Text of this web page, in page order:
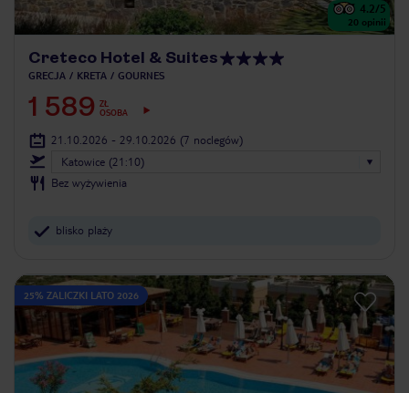
4.2/5
20 opinii
Creteco Hotel & Suites
GRECJA KRETA GOURNES
1 589 ZŁ
OSOBA
21.10.2026 - 29.10.2026 (7 noclegów)
Katowice (21:10)
Bez wyżywienia
blisko plaży
25% ZALICZKI LATO 2026